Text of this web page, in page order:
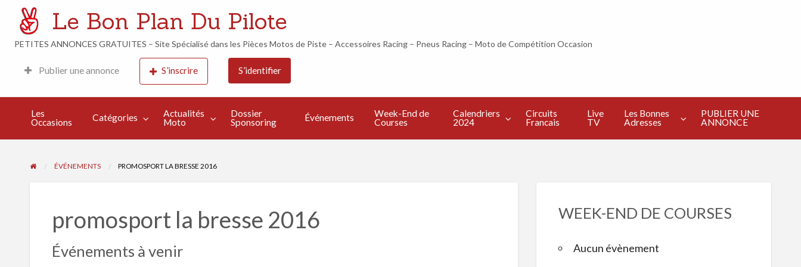
Actualités
Moto
Dossier
Sponsoring
Événements
Week-
End de
Courses
Le Bon Plan Du Pilote
PETITES ANNONCES GRATUITES – Site Spécialisé dans les Pièces Motos de Piste – Accessoires Racing – Pneus Racing – Moto de Compétition Occasion
Publier une annonce S’inscrire S’identifier
Les
Occasions
Catégories
Actualités
Moto
Dossier
Sponsoring
Événements
Week-End de
Courses
Calendriers
2024
Circuits
Francais
Live
TV
Les Bonnes
Adresses
PUBLIER UNE
ANNONCE
ÉVÉNEMENTS PROMOSPORT LA BRESSE 2016
promosport la bresse 2016
Événements à venir
WEEK-END DE COURSES
Aucun évènement